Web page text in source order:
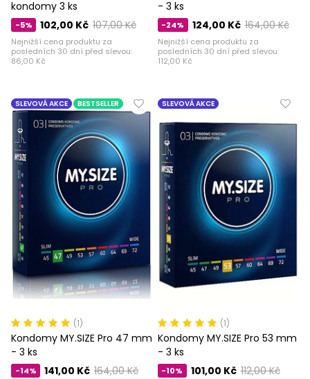
kondomy 3 ks
-5% 107,00 Kč
102,00 Kč
Nejnižší cena produktu za
posledních 30 dní před slevou:
86,00 Kč
- 3 ks
-24% 164,00 Kč
124,00 Kč
Nejnižší cena produktu za
posledních 30 dní před slevou:
112,00 Kč
SLEVOVÁ AKCE BESTSELLER
(1)
Kondomy MY.SIZE Pro 47 mm
- 3 ks
-14% 164,00 Kč
141,00 Kč
SLEVOVÁ AKCE
(1)
Kondomy MY.SIZE Pro 53 mm
- 3 ks
-10% 112,00 Kč
101,00 Kč